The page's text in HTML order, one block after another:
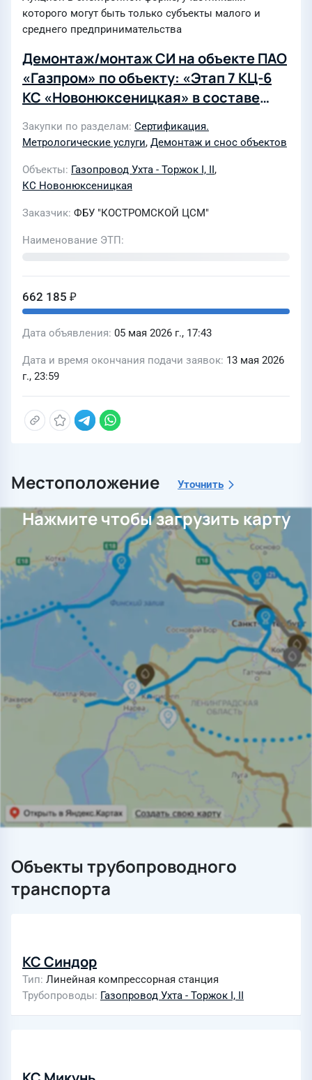
которого могут быть только субъекты малого и
среднего предпринимательства
Демонтаж/монтаж СИ на объекте ПАО
«Газпром» по объекту: «Этап 7 КЦ-6
КС «Новонюксеницкая» в составе
стройки «Реконструкция
компрессорных цехов на СМГ Ухта-
Ухта Грязовец» (051-2005529.0007) в
целях проведения их поверки
Закупки по разделам Сертификация.
Метрологические услуги, Демонтаж и снос объектов
Объекты Газопровод Ухта - Торжок I, II,
КС Новонюксеницкая
Заказчик ФБУ "КОСТРОМСКОЙ ЦСМ"
Наименование ЭТП
662 185 ₽
Дата объявления 05 мая 2026 г., 17:43
Дата и время окончания подачи заявок 13 мая 2026
г., 23:59
Местоположение Уточнить
Нажмите чтобы загрузить карту
Объекты трубопроводного
транспорта
КС Синдор
Тип Линейная компрессорная станция
Трубопроводы Газопровод Ухта - Торжок I, II